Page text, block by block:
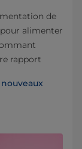
de
alimenter
rapport